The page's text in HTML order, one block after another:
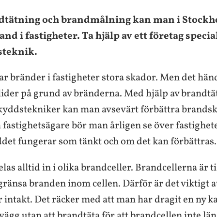
och brandmålning kan man i
i fastigheter. Ta hjälp av ett företag
bränder i fastigheter stora skador. Men det
på grund av bränderna. Med hjälp av
kan man avsevärt förbättra
bör man årligen se över
fungerar som tänkt och om det kan förbättras.
alltid in i olika brandceller. Brandcellerna är
branden inom cellen. Därför är det viktigt
intakt. Det räcker med att man har dragit en ny